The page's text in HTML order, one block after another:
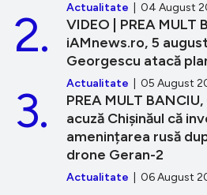
Actualitate | 04 August
VIDEO | PREA MULT
iAMnews.ro, 5
Georgescu atacă
Actualitate | 05 August
2.
PREA MULT
acuză Chișinăul că
amenințarea rusă
drone Geran-2
Actualitate | 06 August
3.